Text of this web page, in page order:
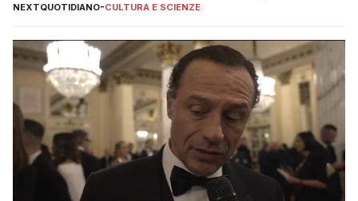
NEXTQUOTIDIANO-CULTURA E SCIENZE